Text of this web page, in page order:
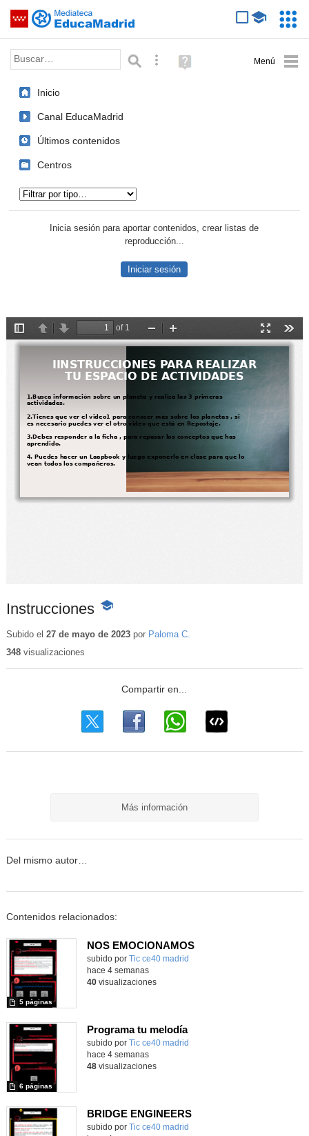
Saltar navegación
Palabra o frase: Búsqueda avanzada
Ayuda
(en
Inicio
Canal EducaMadrid
Últimos contenidos
Centros
Inicia sesión para aportar contenidos, crear listas de
reproducción...
Iniciar sesión
Instrucciones -
educativo
Subido el 27 de mayo de 2023por Paloma C.
348visualizaciones
Más información
Del mismo autor…
Contenidos relacionados:
NOS EMOCIONAMOS
subido por Tic ce40 madrid
5 páginas
hace 4 semanas
40visualizaciones
Programa tu melodía
subido por Tic ce40 madrid
6 páginas
hace 4 semanas
48visualizaciones
BRIDGE ENGINEERS
subido por Tic ce40 madrid